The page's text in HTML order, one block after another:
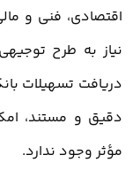
اقتصادی، فنی و
نیاز به طرح
دریافت تسهیلات
دقیق و مستند،
مؤثر وجود ندارد.